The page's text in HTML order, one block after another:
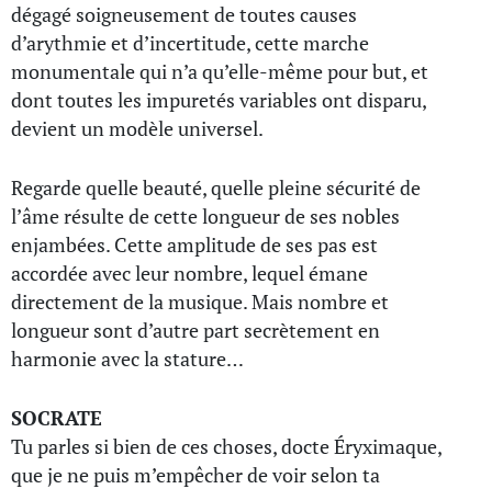
dégagé soigneusement de toutes causes
d’arythmie et d’incertitude, cette marche
monumentale qui n’a qu’elle-même pour but, et
dont toutes les impuretés variables ont disparu,
devient un modèle universel.
Regarde quelle beauté, quelle pleine sécurité de
l’âme résulte de cette longueur de ses nobles
enjambées. Cette amplitude de ses pas est
accordée avec leur nombre, lequel émane
directement de la musique. Mais nombre et
longueur sont d’autre part secrètement en
harmonie avec la stature…
SOCRATE
Tu parles si bien de ces choses, docte Éryximaque,
que je ne puis m’empêcher de voir selon ta